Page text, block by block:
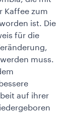
Kaffee zum
ist. Die
für die
muss.
auf ihrer